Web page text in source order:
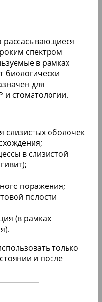
рассасывающиеся
спектром
в рамках
биологически
для
и стоматологии.
слизистых оболочек
в слизистой
поражения;
полости
(в рамках
только
и после